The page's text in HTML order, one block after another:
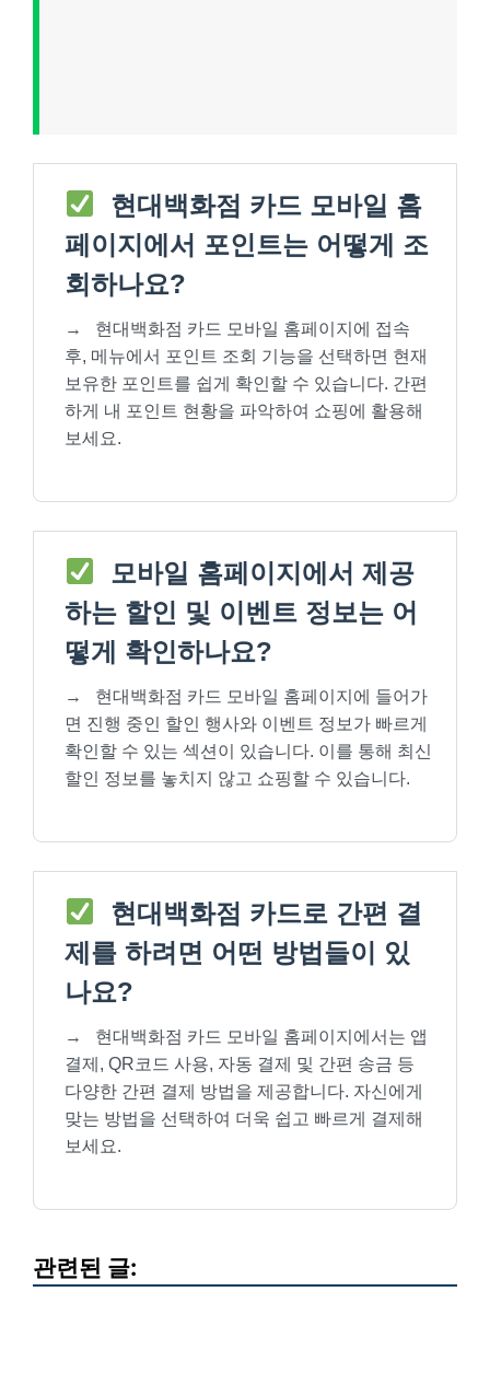
현대백화점 카드 모바일 홈
페이지에서 포인트는 어떻게 조
회하나요?
→
현대백화점 카드 모바일 홈페이지에 접속
후, 메뉴에서 포인트 조회 기능을 선택하면 현재
보유한 포인트를 쉽게 확인할 수 있습니다. 간편
하게 내 포인트 현황을 파악하여 쇼핑에 활용해
보세요.
모바일 홈페이지에서 제공
하는 할인 및 이벤트 정보는 어
떻게 확인하나요?
→
현대백화점 카드 모바일 홈페이지에 들어가
면 진행 중인 할인 행사와 이벤트 정보가 빠르게
확인할 수 있는 섹션이 있습니다. 이를 통해 최신
할인 정보를 놓치지 않고 쇼핑할 수 있습니다.
현대백화점 카드로 간편 결
제를 하려면 어떤 방법들이 있
나요?
→
현대백화점 카드 모바일 홈페이지에서는 앱
결제, QR코드 사용, 자동 결제 및 간편 송금 등
다양한 간편 결제 방법을 제공합니다. 자신에게
맞는 방법을 선택하여 더욱 쉽고 빠르게 결제해
보세요.
관련된 글: